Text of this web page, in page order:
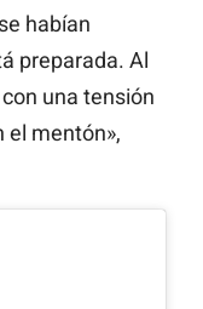
habían
preparada. Al
una tensión
el mentón»,